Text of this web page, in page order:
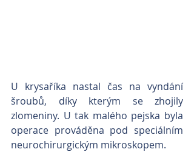
U krysaříka nastal čas na vyndání
šroubů, díky kterým se zhojily
zlomeniny. U tak malého pejska byla
operace prováděna pod speciálním
neurochirurgickým mikroskopem.